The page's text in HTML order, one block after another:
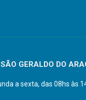
GERALDO DO
a sexta, das 08hs às